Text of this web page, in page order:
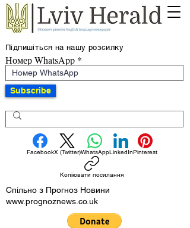
Підпишіться на нашу розсилку
Номер WhatsApp
Subscribe
FacebookX (Twitter)WhatsAppLinkedInPinterest
Копіювати посилання
Спільно з Прогноз Новини
www.prognoznews.co.uk